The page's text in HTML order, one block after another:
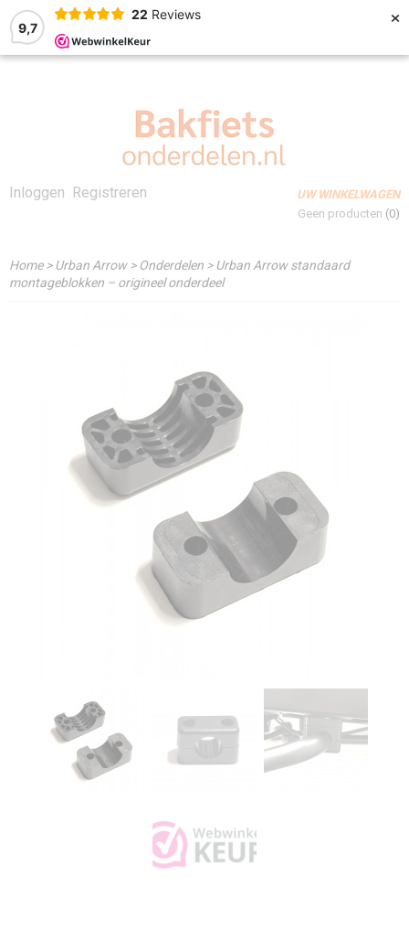
9,7
22 Reviews ×
Inloggen Registreren
UW WINKELWAGEN
Geen producten (0)
Home>Urban Arrow> Onderdelen >Urban Arrow standaard
montageblokken – origineel onderdeel